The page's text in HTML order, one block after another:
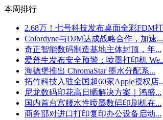
本周排行
2.68万！七号科技发布桌面全彩FDM
Colordyne与DJM达成战略合作，加速...
奇正智能数码制造基地主体封顶，年...
爱普生发布安全预警：喷墨打印机
海德堡推出 ChromaStar 墨水分配系...
拓竹科技入驻全国超60家Apple授权店
尼龙数码印花高日晒解决方案｜鸿盛...
国内首台宫腰水性喷墨数码印刷机在...
商务部对进口打印复印办公设备启动...